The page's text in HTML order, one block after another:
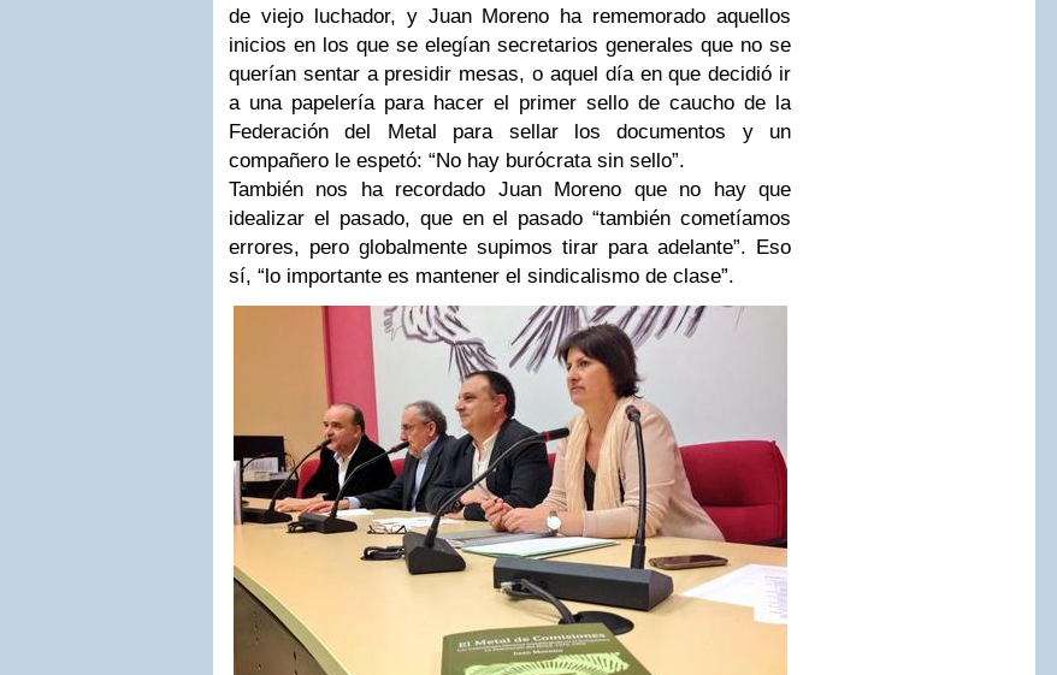
de viejo luchador, y Juan Moreno ha rememorado aquellos
inicios en los que se elegían secretarios generales que no se
querían sentar a presidir mesas, o aquel día en que decidió ir
a una papelería para hacer el primer sello de caucho de la
Federación del Metal para sellar los documentos y un
compañero le espetó: “No hay burócrata sin sello”.
También nos ha recordado Juan Moreno que no hay que
idealizar el pasado, que en el pasado “también cometíamos
errores, pero globalmente supimos tirar para adelante”. Eso
sí, “lo importante es mantener el sindicalismo de clase”.